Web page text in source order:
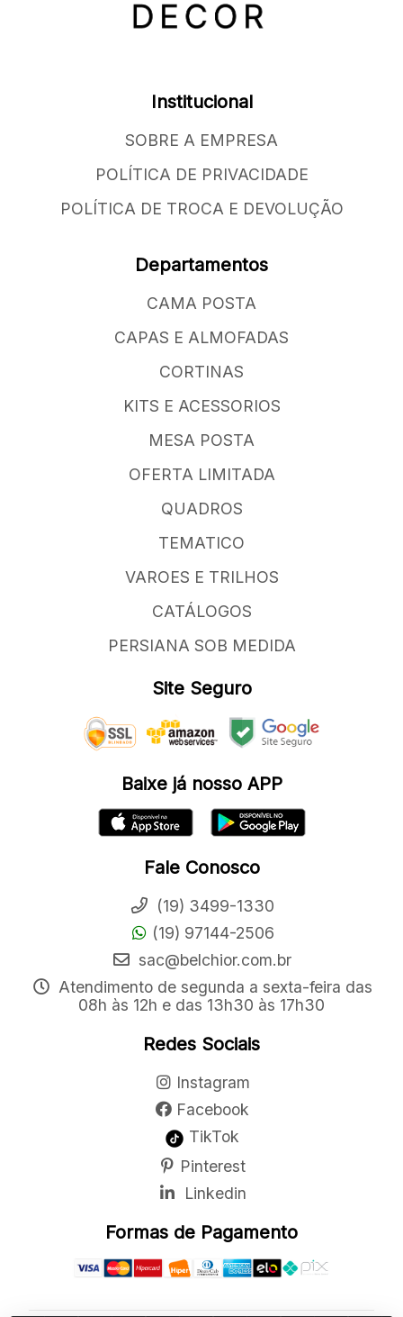
Institucional
SOBRE A EMPRESA
POLÍTICA DE PRIVACIDADE
POLÍTICA DE TROCA E DEVOLUÇÃO
Departamentos
CAMA POSTA
CAPAS E ALMOFADAS
CORTINAS
KITS E ACESSORIOS
MESA POSTA
OFERTA LIMITADA
QUADROS
TEMATICO
VAROES E TRILHOS
CATÁLOGOS
PERSIANA SOB MEDIDA
Site Seguro
Baixe já nosso APP
Fale Conosco
(19) 3499-1330
(19) 97144-2506
sac@belchior.com.br
Atendimento de segunda a sexta-feira das
08h às 12h e das 13h30 às 17h30
Redes Sociais
Instagram
Facebook
TikTok
Pinterest
Linkedin
Formas de Pagamento